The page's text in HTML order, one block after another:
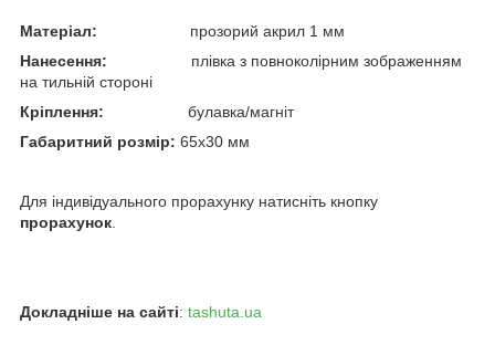
Матеріал:
прозорий акрил 1 мм
Нанесення: плівка з повноколірним зображенням
на тильній стороні
Кріплення: булавка/магніт
Габаритний розмір: 65х30 мм
Для індивідуального прорахунку натисніть кнопку
прорахунок
Докладніше на сайті: tashuta.ua